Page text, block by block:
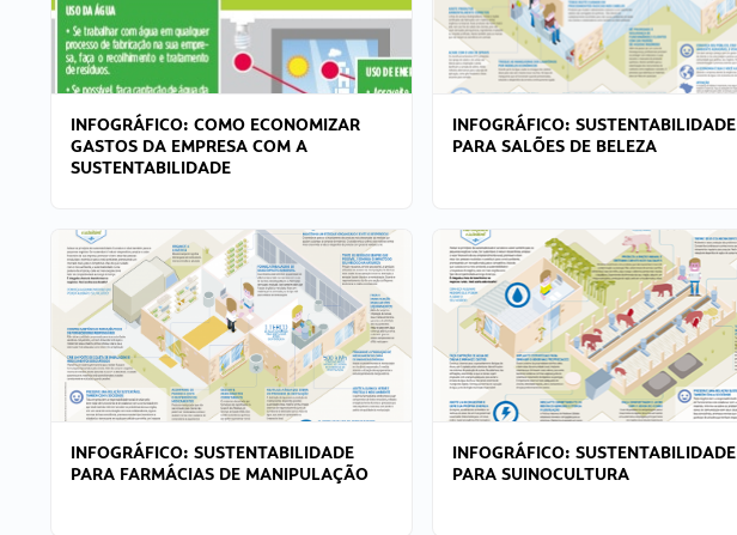
INFOGRÁFICO: COMO ECONOMIZAR
GASTOS DA EMPRESA COM A
SUSTENTABILIDADE
INFOGRÁFICO: SUSTENTABILIDADE
PARA SALÕES DE BELEZA
INFOGRÁFICO: SUSTENTABILIDADE
PARA FARMÁCIAS DE MANIPULAÇÃO
INFOGRÁFICO: SUSTENTABILIDADE
PARA SUINOCULTURA